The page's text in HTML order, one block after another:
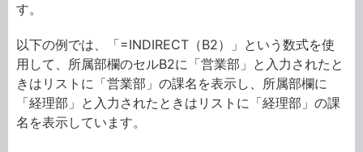
す。
以下の例では、「=INDIRECT（B2）」という数式を使
用して、所属部欄のセルB2に「営業部」と入力されたと
きはリストに「営業部」の課名を表示し、所属部欄に
「経理部」と入力されたときはリストに「経理部」の課
名を表示しています。